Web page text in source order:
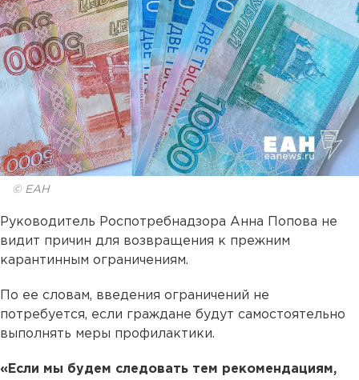
© ЕАН
Руководитель Роспотребнадзора Анна Попова не
видит причин для возвращения к прежним
карантинным ограничениям.
По ее словам, введения ограничений не
потребуется, если граждане будут самостоятельно
выполнять меры профилактики.
«Если мы будем следовать тем рекомендациям,